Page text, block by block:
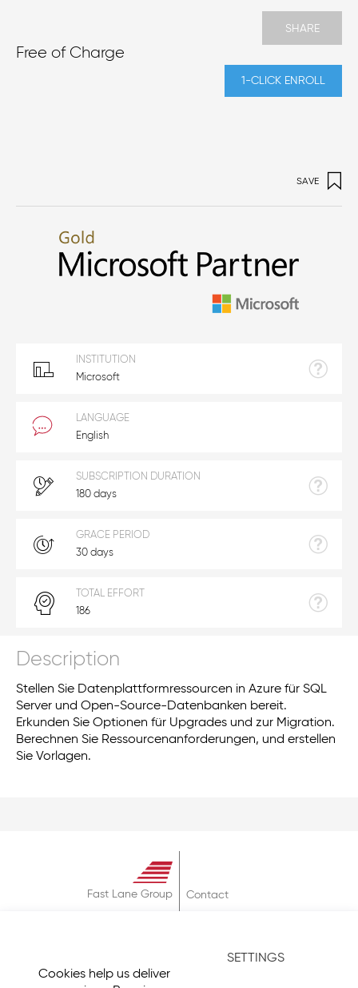
Cookies help us deliver
SETTINGS
Free of Charge
SHARE
1-CLICK ENROLL
Description
Stellen Sie Datenplattformressourcen in Azure für SQL
Server und Open-Source-Datenbanken bereit.
Erkunden Sie Optionen für Upgrades und zur Migration.
Berechnen Sie Ressourcenanforderungen, und erstellen
Sie Vorlagen.
SAVE
INSTITUTION
Microsoft
LANGUAGE
English
SUBSCRIPTION DURATION
180 days
GRACE PERIOD
30 days
TOTAL EFFORT
186
Fast Lane Group
Contact
Privacy Policy